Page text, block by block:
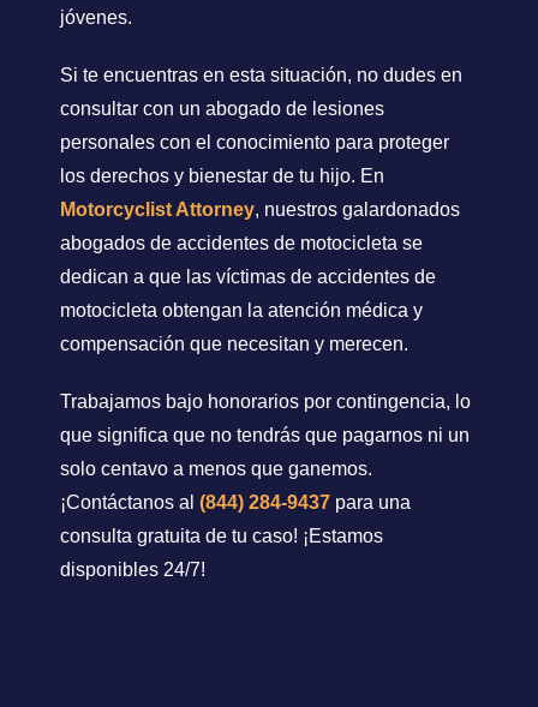
jóvenes.
Si te encuentras en esta situación, no dudes en
consultar con un abogado de lesiones
personales con el conocimiento para proteger
los derechos y bienestar de tu hijo. En
Motorcyclist Attorney, nuestros galardonados
abogados de accidentes de motocicleta se
dedican a que las víctimas de accidentes de
motocicleta obtengan la atención médica y
compensación que necesitan y merecen.
Trabajamos bajo honorarios por contingencia, lo
que significa que no tendrás que pagarnos ni un
solo centavo a menos que ganemos.
¡Contáctanos al (844) 284-9437 para una
consulta gratuita de tu caso! ¡Estamos
disponibles 24/7!